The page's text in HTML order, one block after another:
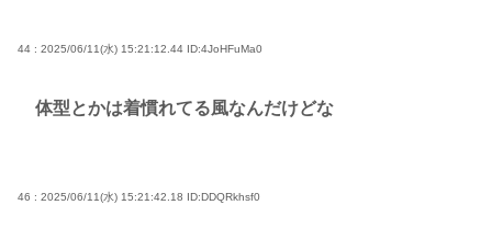
44 : 2025/06/11(水) 15:21:12.44 ID:4JoHFuMa0
体型とかは着慣れてる風なんだけどな
46 : 2025/06/11(水) 15:21:42.18 ID:DDQRkhsf0